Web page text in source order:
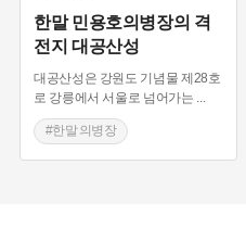
#경기도설화 #남자현 #한의학
#황해도 #산성
한말 민용호의병장의 격
전지 대공산성
대공산성은 강원도 기념물 제28호
로 강릉에서 서울로 넘어가는
#한말 의병장
#포곡식 산성